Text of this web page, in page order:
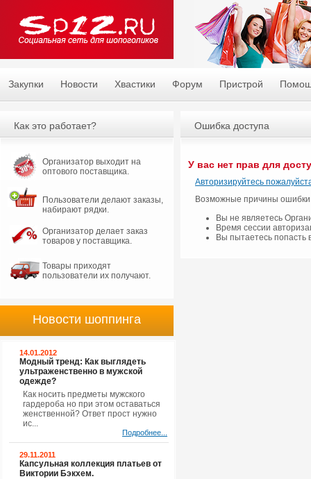
Закупки Новости Хвастики Форум Пристрой
Ошибка доступа
У вас нет прав для
Авторизируйтесь
Возможные причины
Вы не являетесь
Время сессии
Вы пытаетесь попасть
Как это работает?
Организатор выходит на
оптового поставщика.
Пользователи делают заказы,
набирают рядки.
Организатор делает заказ
товаров у поставщика.
Товары приходят
пользователи их получают.
Новости шоппинга
14.01.2012
Модный тренд: Как выглядеть
ультраженственно в мужской
одежде?
Как носить предметы мужского
гардероба но при этом оставаться
женственной? Ответ прост нужно
ис...
Подробнее...
29.11.2011
Капсульная коллекция платьев от
Виктории Бэкхем.